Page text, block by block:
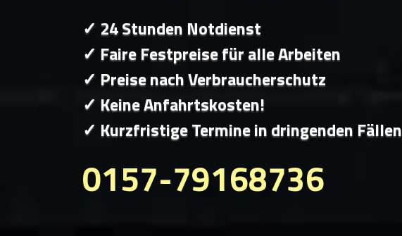
✓ 24 Stunden Notdienst
✓ Faire Festpreise für alle Arbeiten
✓ Preise nach Verbraucherschutz
✓ Keine Anfahrtskosten!
✓ Kurzfristige Termine in dringenden Fällen
0157-79168736